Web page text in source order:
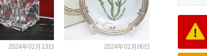
2024年02月13日 2024年02月06日